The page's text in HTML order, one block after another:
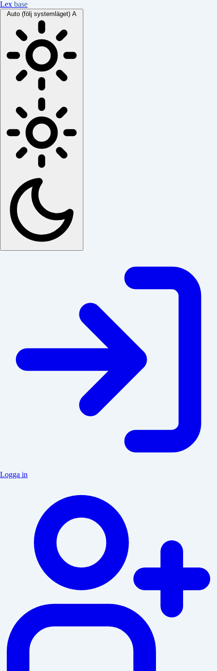
Lex base
Auto (följ systemläget) A
Logga in